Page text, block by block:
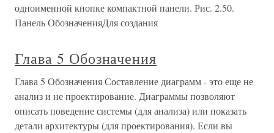
одноименной кнопке компактной панели. Рис. 2.50.
Панель ОбозначенияДля создания
Глава 5 Обозначения
Глава 5 Обозначения Составление диаграмм - это еще не
анализ и не проектирование. Диаграммы позволяют
описать поведение системы (для анализа) или показать
детали архитектуры (для проектирования). Если вы